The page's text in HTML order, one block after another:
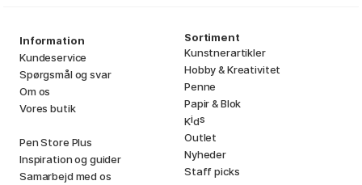
Information
Kundeservice
Spørgsmål og svar
Om os
Vores butik
Pen Store Plus
Inspiration og guider
Samarbejd med os
Sortiment
Kunstnerartikler
Hobby & Kreativitet
Penne
Papir & Blok
Kids
Outlet
Nyheder
Staff picks